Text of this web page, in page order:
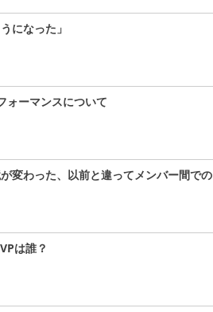
になった」
ォーマンスについて
変わった、以前と違ってメンバー間での
は誰？